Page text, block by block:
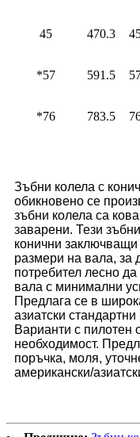
45 470.3
*57 591.5
*76 783.5
Зъбни колела с
обикновено се
зъбни колела са
заварени. Тези
конични заключващи
размери на вала, за
потребител лесно
вала с минимални
Предлага се в
азиатски
Варианти с пилотен
необходимост.
поръчка, моля,
американски/